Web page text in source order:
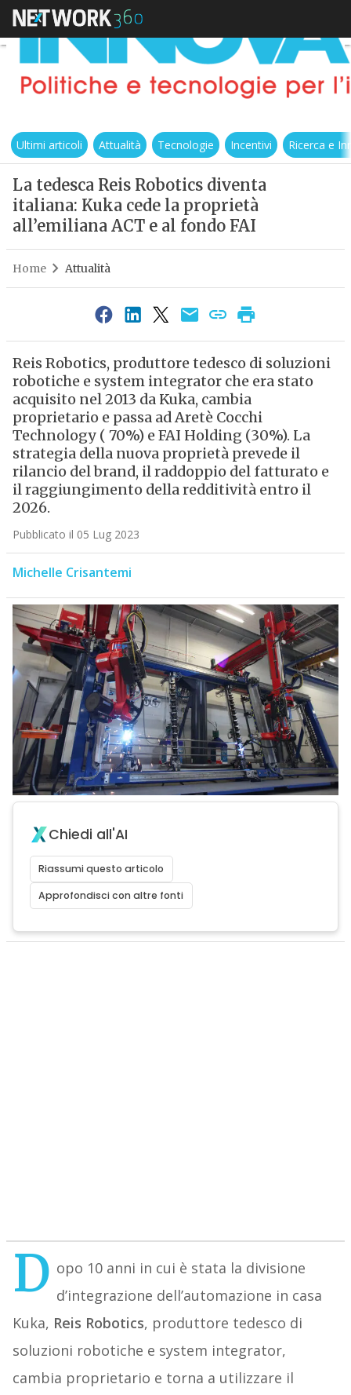
Ultimi articoli Attualità Tecnologie Incentivi Ricerca e
La tedesca Reis Robotics diventa
italiana: Kuka cede la proprietà
all’emiliana ACT e al fondo FAI
Home Attualità
Reis Robotics, produttore tedesco di soluzioni
robotiche e system integrator che era stato
acquisito nel 2013 da Kuka, cambia
proprietario e passa ad Aretè Cocchi
Technology ( 70%) e FAI Holding (30%). La
strategia della nuova proprietà prevede il
rilancio del brand, il raddoppio del fatturato e
il raggiungimento della redditività entro il
2026.
Pubblicato il 05 Lug 2023
Michelle Crisantemi
Chiedi all'AI
Riassumi questo articolo
Approfondisci con altre fonti
D opo 10 anni in cui è stata la divisione
d’integrazione dell’automazione in casa
Kuka, Reis Robotics, produttore tedesco di
soluzioni robotiche e system integrator,
cambia proprietario e torna a utilizzare il